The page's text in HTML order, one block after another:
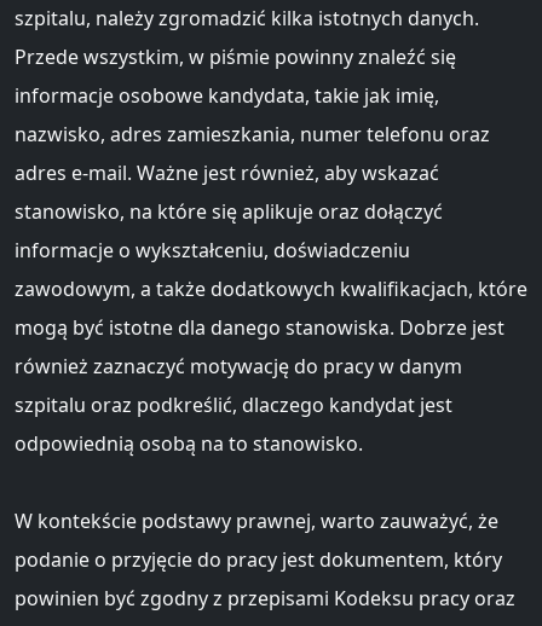
szpitalu, należy zgromadzić kilka istotnych danych.
Przede wszystkim, w piśmie powinny znaleźć się
informacje osobowe kandydata, takie jak imię,
nazwisko, adres zamieszkania, numer telefonu oraz
adres e-mail. Ważne jest również, aby wskazać
stanowisko, na które się aplikuje oraz dołączyć
informacje o wykształceniu, doświadczeniu
zawodowym, a także dodatkowych kwalifikacjach, które
mogą być istotne dla danego stanowiska. Dobrze jest
również zaznaczyć motywację do pracy w danym
szpitalu oraz podkreślić, dlaczego kandydat jest
odpowiednią osobą na to stanowisko.
W kontekście podstawy prawnej, warto zauważyć, że
podanie o przyjęcie do pracy jest dokumentem, który
powinien być zgodny z przepisami Kodeksu pracy oraz